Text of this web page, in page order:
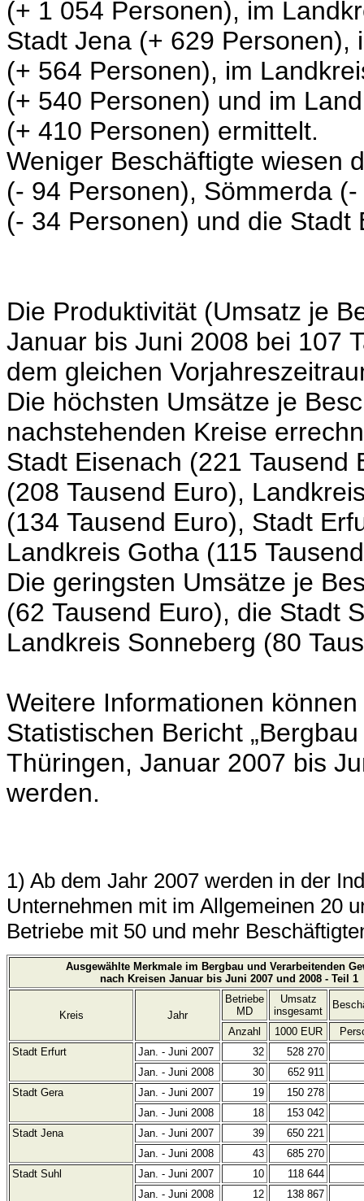
(+ 1 054 Personen), im
Stadt Jena (+ 629 Personen),
(+ 564 Personen), im
(+ 540 Personen) und im
(+ 410 Personen) ermittelt.
Weniger Beschäftigte wiesen
(- 94 Personen), Sömmerda
(- 34 Personen) und die Stadt
Die Produktivität (Umsatz je
Januar bis Juni 2008 bei 107
dem gleichen
Die höchsten Umsätze je
nachstehenden Kreise
Stadt Eisenach (221
(208 Tausend Euro),
(134 Tausend Euro), Stadt
Landkreis Gotha (115
Die geringsten Umsätze je
(62 Tausend Euro), die Stadt
Landkreis Sonneberg (80
Weitere Informationen
Statistischen Bericht
Thüringen, Januar 2007 bis
werden.
1) Ab dem Jahr 2007 werden in der
Unternehmen mit im Allgemeinen 20
Betriebe mit 50 und mehr
Ausgewählte Merkmale im Bergbau und Verarbeitenden
nach Kreisen Januar bis Juni 2007 und 2008 - Teil 1
Kreis Jahr
Betriebe
MD
Umsatz
insgesamt
Anzahl 1000 EUR
Stadt Erfurt
Jan. - Juni 2007 32
528 270
Jan. - Juni 2008
30
652 911
Stadt Gera
Jan. - Juni 2007 19
150 278
Jan. - Juni 2008
18
153 042
Stadt Jena
Jan. - Juni 2007 39
650 221
Jan. - Juni 2008
43
685 270
Stadt Suhl
Jan. - Juni 2007 10
118 644
Jan. - Juni 2008
12 138 867